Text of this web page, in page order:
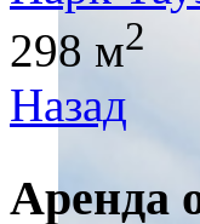
298 м2
Назад
Аренда